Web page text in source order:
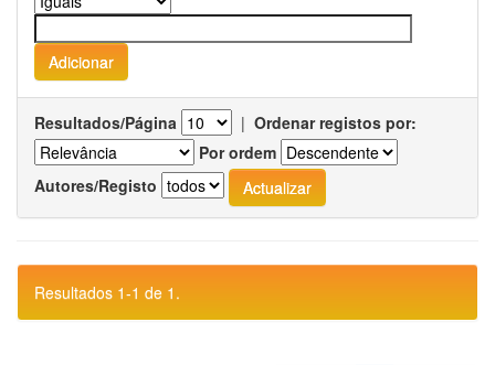
Resultados/Página | Ordenar registos por:
Por ordem
Autores/Registo
Resultados 1-1 de 1.